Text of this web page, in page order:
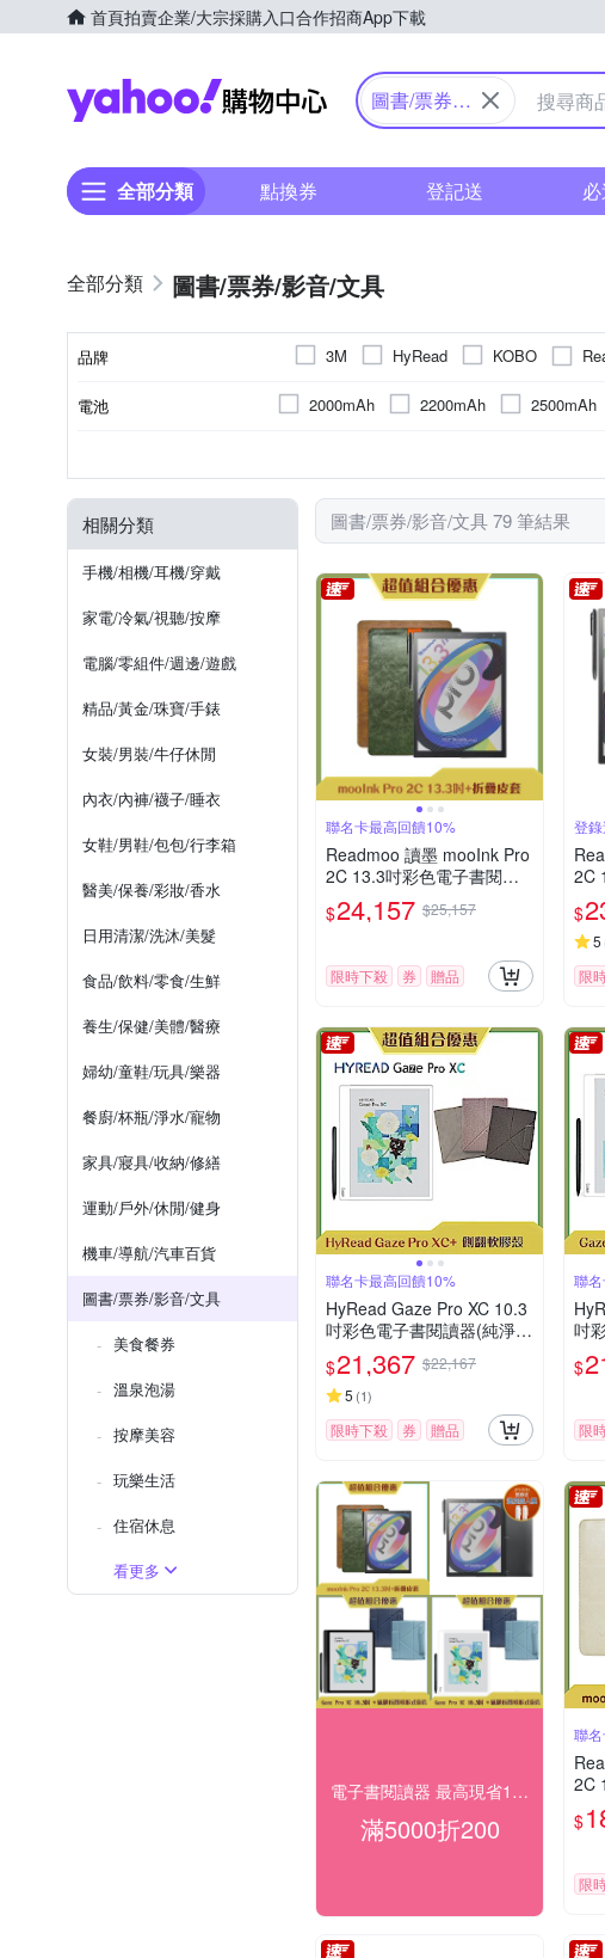
首頁拍賣企業/大宗採購入口合作招商App下載
Yahoo購物中心
圖書/票券/
全部分類 點換券 登記送
圖書/票券/影音/文具
品牌 3M HyRead KOBO
電池 2000mAh 2200mAh 2500mAh
相關分類
手機/相機/耳機/穿戴
家電/冷氣/視聽/按摩
電腦/零組件/週邊/遊戲
精品/黃金/珠寶/手錶
女裝/男裝/牛仔休閒
內衣/內褲/襪子/睡衣
女鞋/男鞋/包包/行李箱
醫美/保養/彩妝/香水
日用清潔/洗沐/美髮
食品/飲料/零食/生鮮
養生/保健/美體/醫療
婦幼/童鞋/玩具/樂器
餐廚/杯瓶/淨水/寵物
家具/寢具/收納/修繕
運動/戶外/休閒/健身
機車/導航/汽車百貨
圖書/票券/影音/文具
美食餐券
溫泉泡湯
按摩美容
玩樂生活
住宿休息
看更多
圖書/票券/影音/文具 79 筆結果
聯名卡最高回饋10%
Readmoo 讀墨 mooInk Pro
2C 13.3吋彩色電子書閱讀
器平板+折疊皮套 (組合)
$24,157 $25,157
限時下殺 券 贈品
登
2C
器
$
5
限
聯名卡最高回饋10%
HyRead Gaze Pro XC 10.3
吋彩色電子書閱讀器(純淨
白)+10.3吋側翻軟膠殼 (組
合)
$21,367 $22,167
5 (1)
限時下殺 券 贈品
聯
吋
+
$
限
電子書閱讀器 最高現省1000
滿5000折200
聯
2C
器
合)
$
限